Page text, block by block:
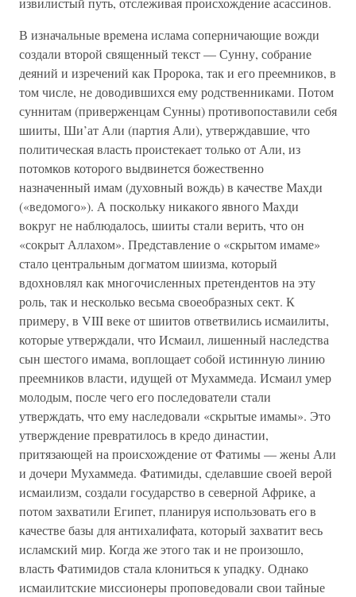
В изначальные времена ислама соперничающие вожди
создали второй священный текст — Сунну, собрание
деяний и изречений как Пророка, так и его преемников, в
том числе, не доводившихся ему родственниками. Потом
суннитам (приверженцам Сунны) противопоставили себя
шииты, Ши’ат Али (партия Али), утверждавшие, что
политическая власть проистекает только от Али, из
потомков которого выдвинется божественно
назначенный имам (духовный вождь) в качестве Махди
(«ведомого»). А поскольку никакого явного Махди
вокруг не наблюдалось, шииты стали верить, что он
«сокрыт Аллахом». Представление о «скрытом имаме»
стало центральным догматом шиизма, который
вдохновлял как многочисленных претендентов на эту
роль, так и несколько весьма своеобразных сект. К
примеру, в VIII веке от шиитов ответвились исмаилиты,
которые утверждали, что Исмаил, лишенный наследства
сын шестого имама, воплощает собой истинную линию
преемников власти, идущей от Мухаммеда. Исмаил умер
молодым, после чего его последователи стали
утверждать, что ему наследовали «скрытые имамы». Это
утверждение превратилось в кредо династии,
притязающей на происхождение от Фатимы — жены Али
и дочери Мухаммеда. Фатимиды, сделавшие своей верой
исмаилизм, создали государство в северной Африке, а
потом захватили Египет, планируя использовать его в
качестве базы для антихалифата, который захватит весь
исламский мир. Когда же этого так и не произошло,
власть Фатимидов стала клониться к упадку. Однако
исмаилитские миссионеры проповедовали свои тайные